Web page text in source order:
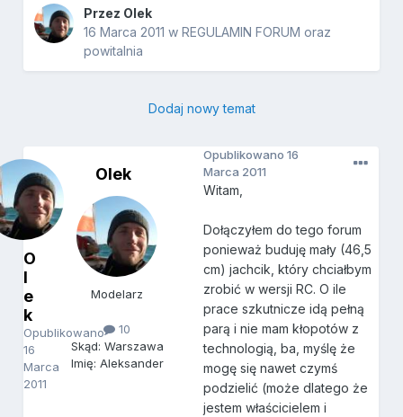
Przez Olek
16 Marca 2011 wREGULAMIN FORUM oraz
powitalnia
Dodaj nowy temat
O
l
e
k
Opublikowano
16
Marca
2011
Olek
Modelarz
10
Skąd: Warszawa
Imię: Aleksander
Opublikowano16
Marca 2011
Witam,
Dołączyłem do tego forum
ponieważ buduję mały (46,5
cm) jachcik, który chciałbym
zrobić w wersji RC. O ile
prace szkutnicze idą pełną
parą i nie mam kłopotów z
technologią, ba, myślę że
mogę się nawet czymś
podzielić (może dlatego że
jestem właścicielem i